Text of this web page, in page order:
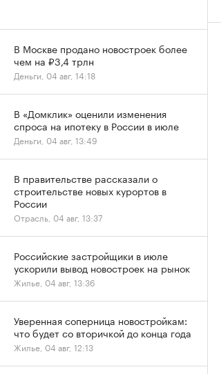
В Москве продано новостроек более
чем на ₽3,4 трлн
Деньги, 04 авг, 14:18
В «Домклик» оценили изменения
спроса на ипотеку в России в июле
Деньги, 04 авг, 13:49
В правительстве рассказали о
строительстве новых курортов в
России
Отрасль, 04 авг, 13:37
Российские застройщики в июле
ускорили вывод новостроек на рынок
Жилье, 04 авг, 13:36
Уверенная соперница новостройкам:
что будет со вторичкой до конца года
Жилье, 04 авг, 12:13